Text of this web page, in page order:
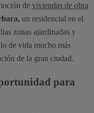
de viviendas de obra
un residencial en el
zonas ajardinadas y
de vida mucho más
de la gran ciudad.
para